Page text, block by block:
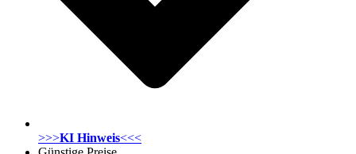
>>>KI Hinweis<<<